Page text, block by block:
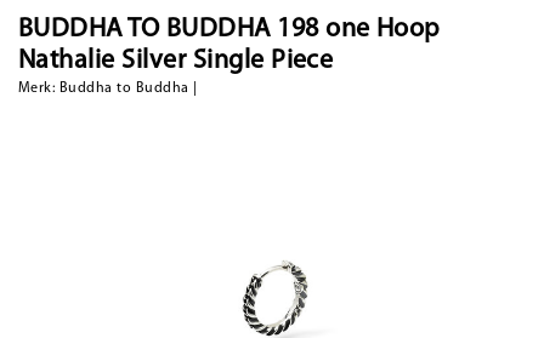
BUDDHA TO BUDDHA 198 one Hoop
Nathalie Silver Single Piece
Merk: Buddha to Buddha